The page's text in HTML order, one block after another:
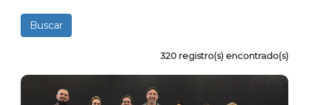
320 registro(s) encontrado(s)